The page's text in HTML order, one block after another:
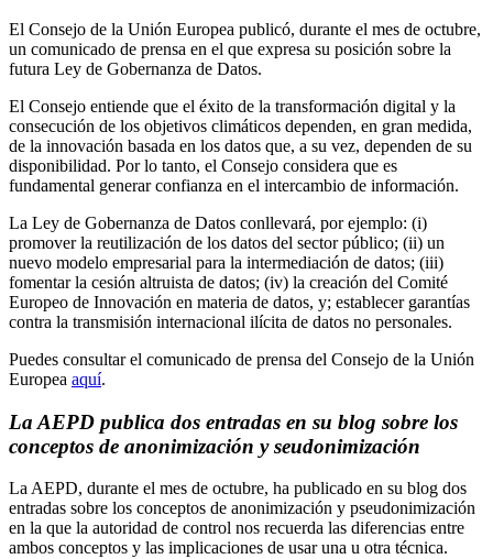
El Consejo de la Unión Europea publicó, durante el mes de octubre,
un comunicado de prensa en el que expresa su posición sobre la
futura Ley de Gobernanza de Datos.
El Consejo entiende que el éxito de la transformación digital y la
consecución de los objetivos climáticos dependen, en gran medida,
de la innovación basada en los datos que, a su vez, dependen de su
disponibilidad. Por lo tanto, el Consejo considera que es
fundamental generar confianza en el intercambio de información.
La Ley de Gobernanza de Datos conllevará, por ejemplo: (i)
promover la reutilización de los datos del sector público; (ii) un
nuevo modelo empresarial para la intermediación de datos; (iii)
fomentar la cesión altruista de datos; (iv) la creación del Comité
Europeo de Innovación en materia de datos, y; establecer garantías
contra la transmisión internacional ilícita de datos no personales.
Puedes consultar el comunicado de prensa del Consejo de la Unión
Europea aquí.
La AEPD publica dos entradas en su blog sobre los
conceptos de anonimización y seudonimización
La AEPD, durante el mes de octubre, ha publicado en su blog dos
entradas sobre los conceptos de anonimización y pseudonimización
en la que la autoridad de control nos recuerda las diferencias entre
ambos conceptos y las implicaciones de usar una u otra técnica.